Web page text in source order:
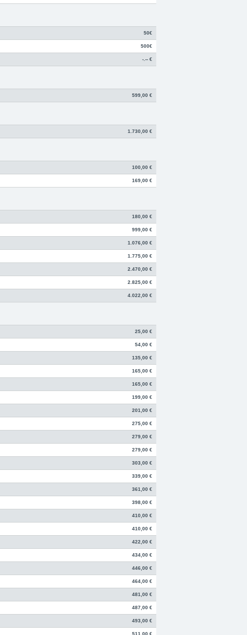
50€
500€
-.-- €
599,00 €
1.730,00 €
100,00 €
169,00 €
180,00 €
999,00 €
1.076,00 €
1.775,00 €
2.470,00 €
2.825,00 €
4.022,00 €
25,00 €
54,00 €
135,00 €
165,00 €
165,00 €
199,00 €
201,00 €
275,00 €
279,00 €
279,00 €
303,00 €
339,00 €
361,00 €
398,00 €
410,00 €
410,00 €
422,00 €
434,00 €
446,00 €
464,00 €
481,00 €
487,00 €
493,00 €
511,00 €